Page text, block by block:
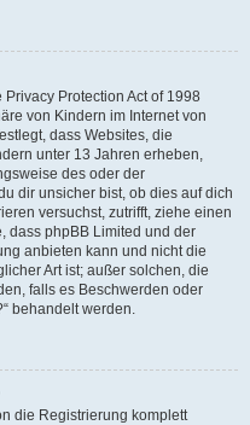
Protection Act of 1998
von Kindern im Internet von
dass Websites, die
unter 13 Jahren erheben,
des oder der
dir unsicher bist, ob dies auf dich
versuchst, zutrifft, ziehe einen
dass phpBB Limited und der
anbieten kann und nicht die
Art ist; außer solchen, die
falls es Beschwerden oder
behandelt werden.
die Registrierung komplett